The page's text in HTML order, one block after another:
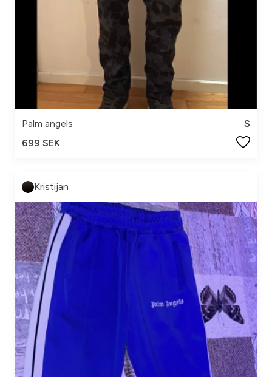
Palm angels
S
699 SEK
Kristijan